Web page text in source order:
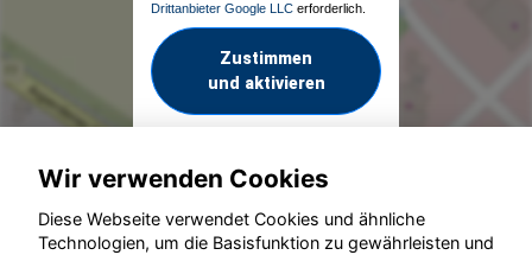
Drittanbieter Google LLC erforderlich.
Zustimmen
und aktivieren
Wir verwenden Cookies
Diese Webseite verwendet Cookies und ähnliche
Technologien, um die Basisfunktion zu gewährleisten und